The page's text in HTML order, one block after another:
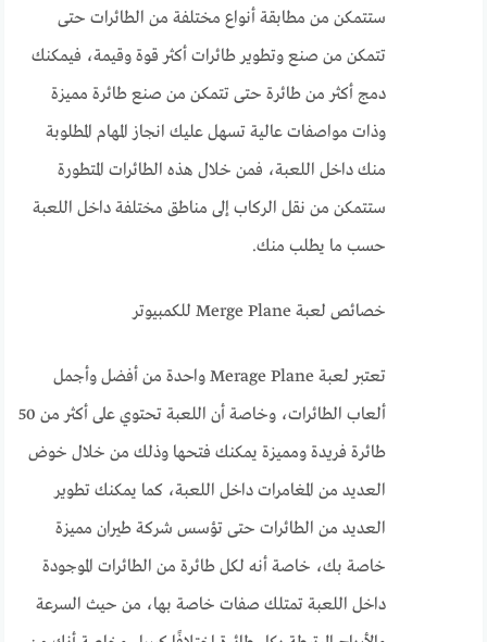
ستتمكن من مطابقة أنواع مختلفة من الطائرات حتى
تتمكن من صنع وتطوير طائرات أكثر قوة وقيمة، فيمكنك
دمج أكثر من طائرة حتى تتمكن من صنع طائرة مميزة
وذات مواصفات عالية تسهل عليك انجاز المهام المطلوبة
منك داخل اللعبة، فمن خلال هذه الطائرات المتطورة
ستتمكن من نقل الركاب إلى مناطق مختلفة داخل اللعبة
حسب ما يطلب منك.
خصائص لعبة Merge Plane للكمبيوتر
تعتبر لعبة Merage Plane واحدة من أفضل وأجمل
ألعاب الطائرات، وخاصة أن اللعبة تحتوي على أكثر من 50
طائرة فريدة ومميزة يمكنك فتحها وذلك من خلال خوض
العديد من المغامرات داخل اللعبة، كما يمكنك تطوير
العديد من الطائرات حتى تؤسس شركة طيران مميزة
خاصة بك، خاصة أنه لكل طائرة من الطائرات الموجودة
داخل اللعبة تمتلك صفات خاصة بها، من حيث السرعة